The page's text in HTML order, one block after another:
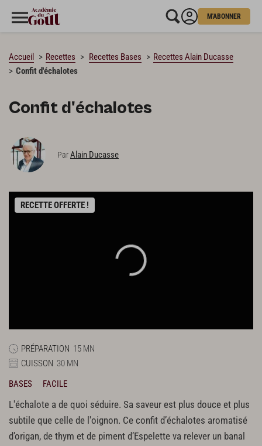
M'ABONNER
Accueil Recettes Recettes Bases
Recettes Alain Ducasse
Confit d'échalotes
Confit d'échalotes
ParAlain Ducasse
RECETTE OFFERTE !
PRÉPARATION 15 MN
CUISSON 30 MN
BASES
FACILE
L'échalote a de quoi séduire. Sa saveur est plus douce et plus
subtile que celle de l'oignon. Ce confit d’échalotes aromatisé
d’origan, de thym et de piment d’Espelette va relever un banal
CHARGEMENT…